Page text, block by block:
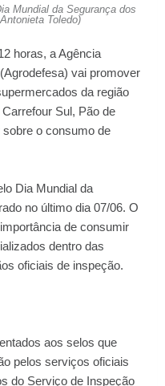
Mundial da Segurança dos
Toledo)
horas, a Agência
Agrodefesa) vai promover
da região
Sul, Pão de
o consumo de
Dia Mundial da
no último dia 07/06. O
de consumir
dentro das
oficiais de inspeção.
aos selos que
pelos serviços oficiais
do Serviço de Inspeção